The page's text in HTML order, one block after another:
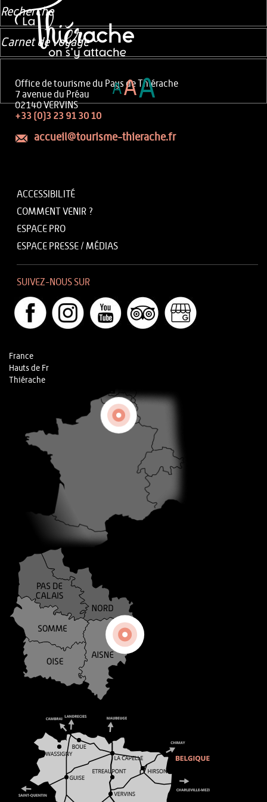
Office de tourisme du Pays de Thiérache
7 avenue du Préau
02140 VERVINS
+33 (0)3 23 91 30 10
accueil@tourisme-thierache.fr
ACCESSIBILITÉ
COMMENT VENIR ?
ESPACE PRO
ESPACE PRESSE / MÉDIAS
SUIVEZ-NOUS SUR
France
Hauts de Fr
Thiérache
Recherche
Carnet de voyage
AAA